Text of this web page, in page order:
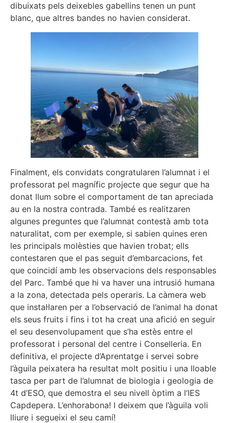
dibuixats pels deixebles gabellins tenen un punt
blanc, que altres bandes no havien considerat.
Finalment, els convidats congratularen l’alumnat i el
professorat pel magnífic projecte que segur que ha
donat llum sobre el comportament de tan apreciada
au en la nostra contrada. També es realitzaren
algunes preguntes que l’alumnat contestà amb tota
naturalitat, com per exemple, si sabien quines eren
les principals molèsties que havien trobat; ells
contestaren que el pas seguit d’embarcacions, fet
que coincidí amb les observacions dels responsables
del Parc. També que hi va haver una intrusió humana
a la zona, detectada pels operaris. La càmera web
que instal·laren per a l’observació de l’animal ha donat
els seus fruits i fins i tot ha creat una afició en seguir
el seu desenvolupament que s’ha estès entre el
professorat i personal del centre i Conselleria. En
definitiva, el projecte d’Aprentatge i servei sobre
l’àguila peixatera ha resultat molt positiu i una lloable
tasca per part de l’alumnat de biologia i geologia de
4t d’ESO, que demostra el seu nivell òptim a l’IES
Capdepera. L’enhorabona! I deixem que l’àguila voli
lliure i segueixi el seu camí!